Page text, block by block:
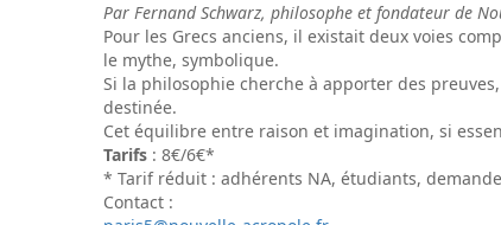
Par Fernand Schwarz, philosophe et fondateur de
Pour les Grecs anciens, il existait deux voies
le mythe, symbolique.
Si la philosophie cherche à apporter des
destinée.
Cet équilibre entre raison et imagination, si
Tarifs : 8€/6€*
* Tarif réduit : adhérents NA, étudiants,
Contact :